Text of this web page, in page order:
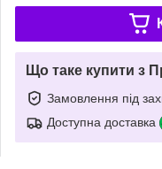
Що таке купити з
Замовлення під
Доступна доставка